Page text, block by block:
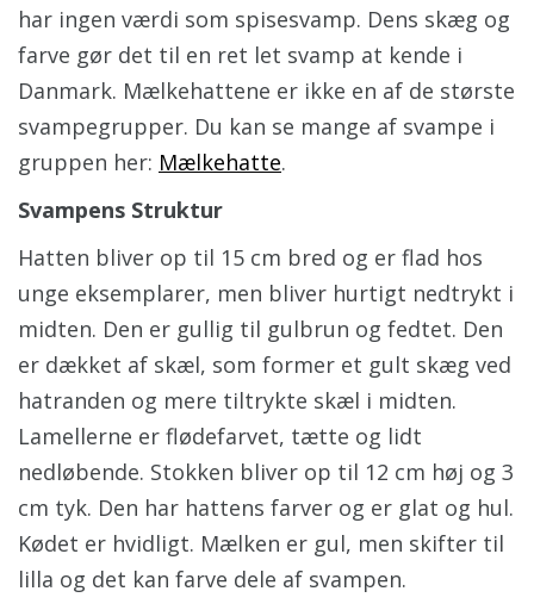
har ingen værdi som spisesvamp. Dens skæg og
farve gør det til en ret let svamp at kende i
Danmark. Mælkehattene er ikke en af de største
svampegrupper. Du kan se mange af svampe i
gruppen her: Mælkehatte.
Svampens Struktur
Hatten bliver op til 15 cm bred og er flad hos
unge eksemplarer, men bliver hurtigt nedtrykt i
midten. Den er gullig til gulbrun og fedtet. Den
er dækket af skæl, som former et gult skæg ved
hatranden og mere tiltrykte skæl i midten.
Lamellerne er flødefarvet, tætte og lidt
nedløbende. Stokken bliver op til 12 cm høj og 3
cm tyk. Den har hattens farver og er glat og hul.
Kødet er hvidligt. Mælken er gul, men skifter til
lilla og det kan farve dele af svampen.